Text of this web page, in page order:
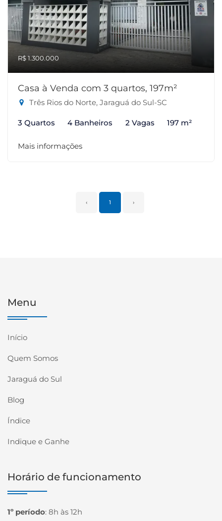
R$ 1.300.000
Casa à Venda com 3 quartos, 197m²
Três Rios do Norte, Jaraguá do Sul-SC
3 Quartos 4 Banheiros 2 Vagas 197 m²
Mais informações
‹ 1 ›
Menu
Início
Quem Somos
Jaraguá do Sul
Blog
Índice
Indique e Ganhe
Horário de funcionamento
1º período: 8h às 12h